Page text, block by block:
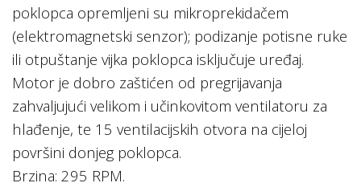
poklopca opremljeni su mikroprekidačem
(elektromagnetski senzor); podizanje potisne ruke
ili otpuštanje vijka poklopca isključuje uređaj.
Motor je dobro zaštićen od pregrijavanja
zahvaljujući velikom i učinkovitom ventilatoru za
hlađenje, te 15 ventilacijskih otvora na cijeloj
površini donjeg poklopca.
Brzina: 295 RPM.